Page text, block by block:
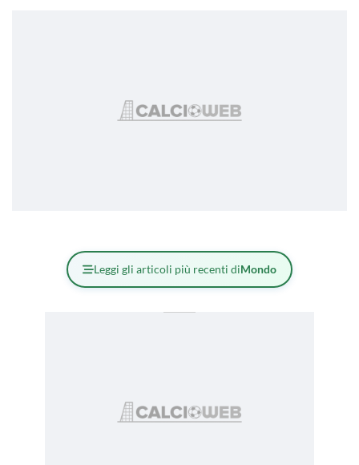
Leggi gli articoli più recenti diMondo